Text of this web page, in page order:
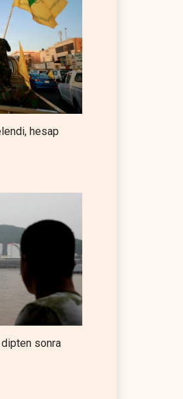
ABD
elini çekmeli
07 Ağustos 2026
Türkiye ve
savunma
Ağustos 2026
hesap
dipten sonra